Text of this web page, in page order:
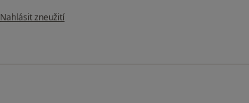
podle názoru uživatele Pacient
Nahlásit zneužití